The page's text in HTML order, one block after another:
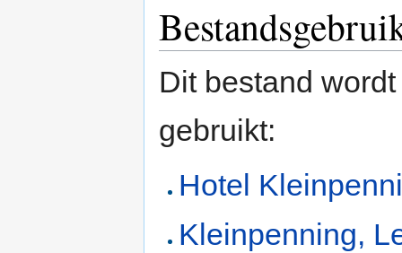
Dit bestand
gebruikt:
Hotel
Kleinpenning,